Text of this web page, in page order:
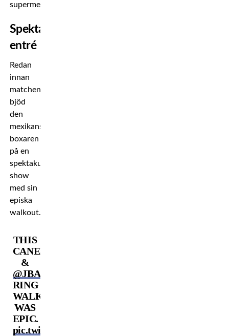
supermellanvikt.
Spektakulär
entré
Redan
innan
matchen
bjöd
den
mexikanske
boxaren
på en
spektakulär
show
med sin
episka
walkout.
THIS
CANELO
&
@JBALVIN
RING
WALK
WAS
EPIC.
pic.twitter.com/dz7n8FJ0dq